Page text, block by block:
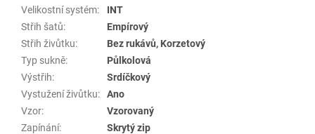
Velikostní systém:
INT
Střih šatů:
Empírový
Střih živůtku:
Bez rukávů, Korzetový
Typ sukně:
Půlkolová
Výstřih:
Srdíčkový
Vystužení živůtku:
Ano
Vzor:
Vzorovaný
Zapínání: Skrytý zip